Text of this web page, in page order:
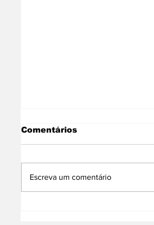
Comentários
Escreva um comentário